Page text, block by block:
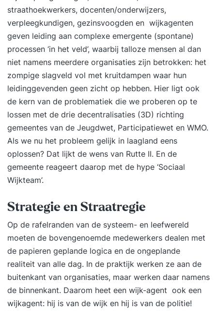
straathoekwerkers, docenten/onderwijzers,
verpleegkundigen, gezinsvoogden en wijkagenten
geven leiding aan complexe emergente (spontane)
processen ‘in het veld’, waarbij talloze mensen al dan
niet namens meerdere organisaties zijn betrokken: het
zompige slagveld vol met kruitdampen waar hun
leidinggevenden geen zicht op hebben. Hier ligt ook
de kern van de problematiek die we proberen op te
lossen met de drie decentralisaties (3D) richting
gemeentes van de Jeugdwet, Participatiewet en WMO.
Als we nu het probleem gelijk in laagland eens
oplossen? Dat lijkt de wens van Rutte II. En de
gemeente reageert daarop met de hype ‘Sociaal
Wijkteam’.
Strategie en Straatregie
Op de rafelranden van de systeem- en leefwereld
moeten de bovengenoemde medewerkers dealen met
de papieren geplande logica en de ongeplande
realiteit van alle dag. In de praktijk werken ze aan de
buitenkant van organisaties, maar werken daar namens
de binnenkant. Daarom heet een wijk-agent ook een
wijkagent: hij is van de wijk en hij is van de politie!